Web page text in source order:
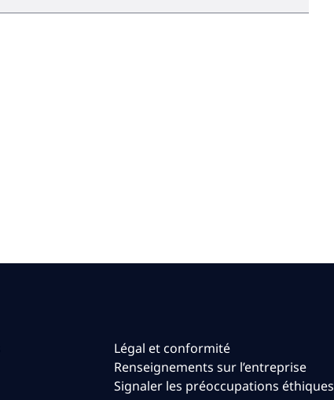
Légal et conformité
Renseignements sur l’entreprise
Signaler les préoccupations éthiques